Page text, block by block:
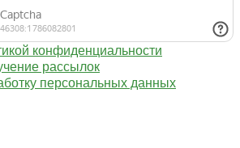
конфиденциальности
рассылок
персональных данных